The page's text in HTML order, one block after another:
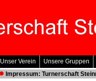
Unser Verein Unsere Gruppen
Impressum: Turnerschaft